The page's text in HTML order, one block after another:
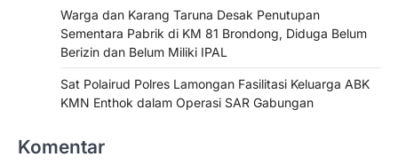
Warga dan Karang Taruna Desak Penutupan
Sementara Pabrik di KM 81 Brondong, Diduga Belum
Berizin dan Belum Miliki IPAL
Sat Polairud Polres Lamongan Fasilitasi Keluarga ABK
KMN Enthok dalam Operasi SAR Gabungan
Komentar